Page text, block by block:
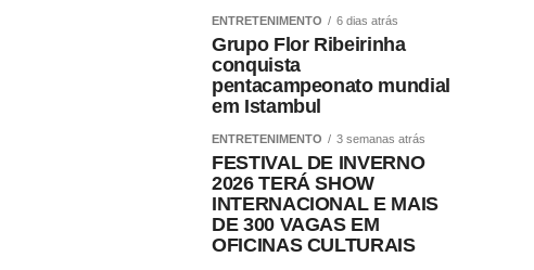
ENTRETENIMENTO 6 dias atrás
Grupo Flor Ribeirinha
conquista
pentacampeonato mundial
em Istambul
ENTRETENIMENTO 3 semanas atrás
FESTIVAL DE INVERNO
2026 TERÁ SHOW
INTERNACIONAL E MAIS
DE 300 VAGAS EM
OFICINAS CULTURAIS